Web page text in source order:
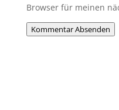
Browser für meinen
Kommentar Absenden